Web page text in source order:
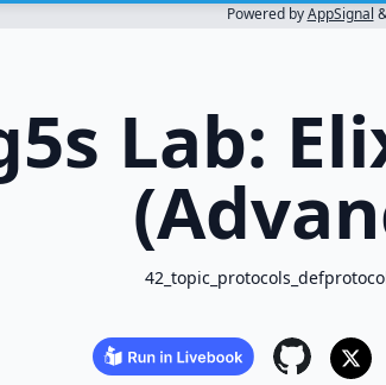
Powered byAppSignal
Lab: